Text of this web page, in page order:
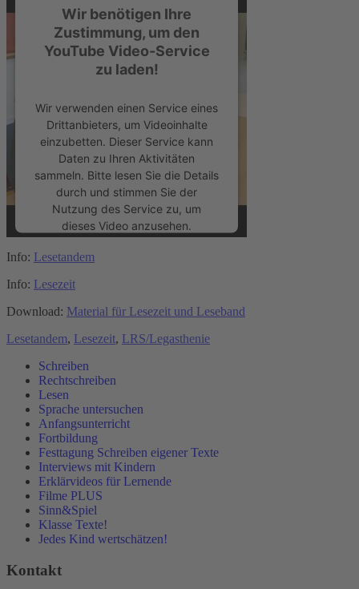
Wir benötigen Ihre
Zustimmung, um den
YouTube Video-Service
zu laden!
Wir verwenden einen Service eines
Drittanbieters, um Videoinhalte
einzubetten. Dieser Service kann
Daten zu Ihren Aktivitäten
sammeln. Bitte lesen Sie die Details
durch und stimmen Sie der
Nutzung des Service zu, um
dieses Video anzusehen.
Mehr Informationen
Akzeptieren
powered byUsercentrics Consent
Info: Lesetandem
Info: Lesezeit
Download: Material für Lesezeit und Leseband
Lesetandem, Lesezeit, LRS/Legasthenie
Schreiben
Rechtschreiben
Lesen
Sprache untersuchen
Anfangsunterricht
Fortbildung
Festtagung Schreiben eigener Texte
Interviews mit Kindern
Erklärvideos für Lernende
Filme PLUS
Sinn&Spiel
Klasse Texte!
Jedes Kind wertschätzen!
Kontakt